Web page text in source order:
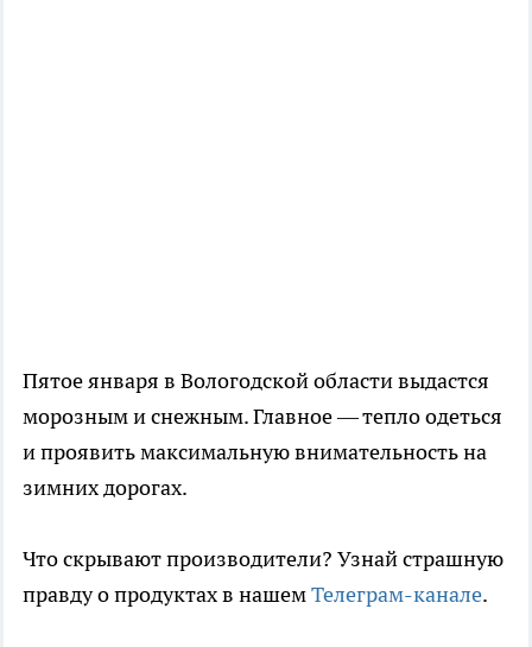
Пятое января в Вологодской области выдастся
морозным и снежным. Главное — тепло одеться
и проявить максимальную внимательность на
зимних дорогах.
Что скрывают производители? Узнай страшную
правду о продуктах в нашемТелеграм-канале.